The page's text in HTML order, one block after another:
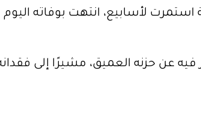
عن حزنه العميق، مشيرًا إلى